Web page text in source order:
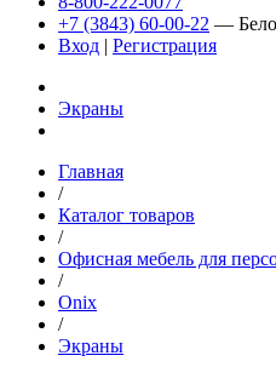
+7 (3843) 60-00-22 —
Вход | Регистрация
Экраны
Главная
/
Каталог товаров
/
Офисная мебель для
/
Onix
/
Экраны